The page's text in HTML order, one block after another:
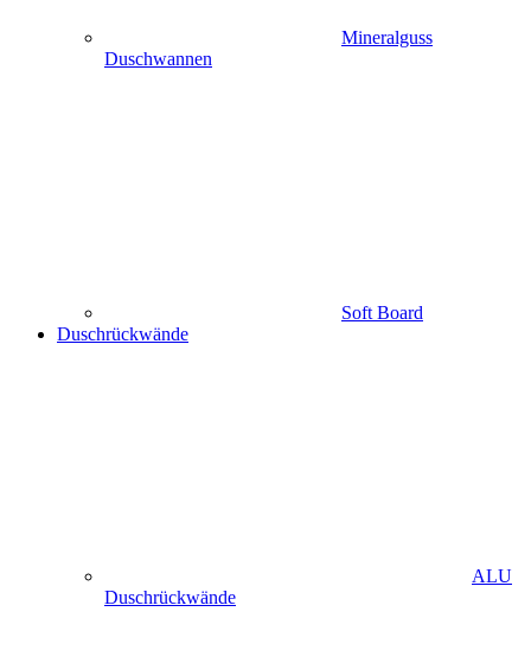
Mineralguss
Duschwannen
Soft Board
Duschrückwände
ALU
Duschrückwände